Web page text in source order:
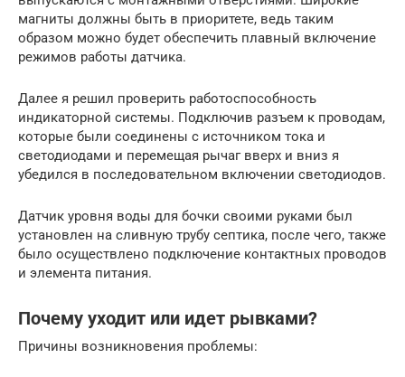
магниты должны быть в приоритете, ведь таким
образом можно будет обеспечить плавный включение
режимов работы датчика.
Далее я решил проверить работоспособность
индикаторной системы. Подключив разъем к проводам,
которые были соединены с источником тока и
светодиодами и перемещая рычаг вверх и вниз я
убедился в последовательном включении светодиодов.
Датчик уровня воды для бочки своими руками был
установлен на сливную трубу септика, после чего, также
было осуществлено подключение контактных проводов
и элемента питания.
Почему уходит или идет рывками?
Причины возникновения проблемы: